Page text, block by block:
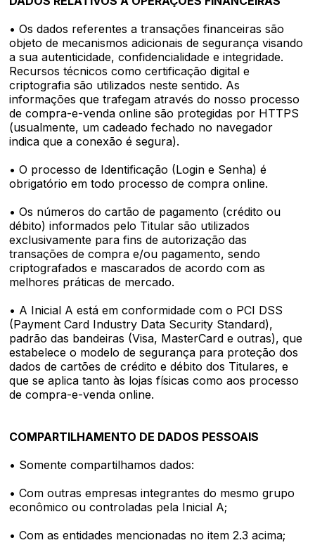
• Os dados referentes a transações financeiras são
objeto de mecanismos adicionais de segurança visando
a sua autenticidade, confidencialidade e integridade.
Recursos técnicos como certificação digital e
criptografia são utilizados neste sentido. As
informações que trafegam através do nosso processo
de compra-e-venda online são protegidas por HTTPS
(usualmente, um cadeado fechado no navegador
indica que a conexão é segura).
• O processo de Identificação (Login e Senha) é
obrigatório em todo processo de compra online.
• Os números do cartão de pagamento (crédito ou
débito) informados pelo Titular são utilizados
exclusivamente para fins de autorização das
transações de compra e/ou pagamento, sendo
criptografados e mascarados de acordo com as
melhores práticas de mercado.
• A Inicial A está em conformidade com o PCI DSS
(Payment Card Industry Data Security Standard),
padrão das bandeiras (Visa, MasterCard e outras), que
estabelece o modelo de segurança para proteção dos
dados de cartões de crédito e débito dos Titulares, e
que se aplica tanto às lojas físicas como aos processo
de compra-e-venda online.
COMPARTILHAMENTO DE DADOS PESSOAIS
• Somente compartilhamos dados:
• Com outras empresas integrantes do mesmo grupo
econômico ou controladas pela Inicial A;
• Com as entidades mencionadas no item 2.3 acima;